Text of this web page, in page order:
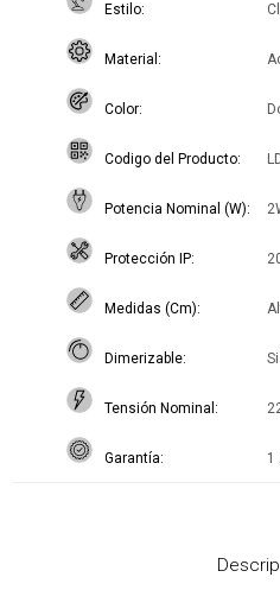
Estilo
Material
Color
Codigo del Producto
Potencia Nominal (W)
Protección IP
Medidas (Cm)
Dimerizable Si
Tensión Nominal
Garantía 1